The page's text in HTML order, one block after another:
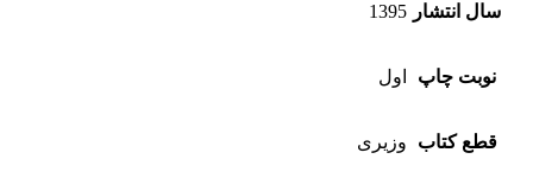
سال انتشار 1395
نوبت چاپ اول
قطع کتاب وزیری